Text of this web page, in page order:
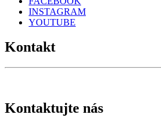
INSTAGRAM
YOUTUBE
Kontakt
Kontaktujte nás